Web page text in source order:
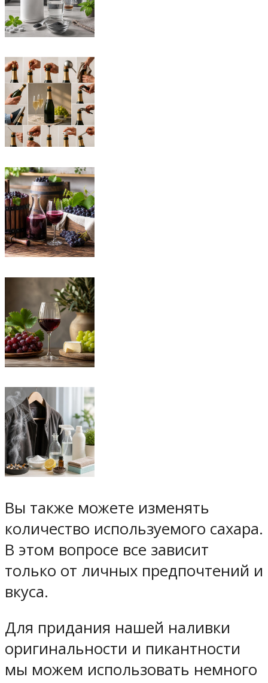
Вы также можете изменять
количество используемого сахара.
В этом вопросе все зависит
только от личных предпочтений и
вкуса.
Для придания нашей наливки
оригинальности и пикантности
мы можем использовать немного